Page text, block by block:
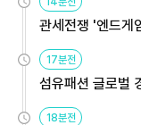
관세전쟁 '엔드게
17분전
섬유패션 글로벌
18분전